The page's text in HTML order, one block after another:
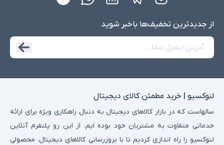
از جدید‌ترین تخفیف‌ها با‌خبر شوید
لنوکسیو | خرید مطمئن کالای دیجیتال
سالهاست که در بازار کالاهای دیجیتال به دنبال راهکاری ویژه برای ارائه
خدماتی متفاوت به مشتریان خود بوده ایم. از این رو پلتفرم آنلاین
لنوکسیو را راه اندازی کردیم تا با بروزرسانی کالاهای دیجیتال، محصولی